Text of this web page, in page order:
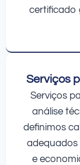
certificado
Serviços
Serviços
análise
definimos
adequados
e